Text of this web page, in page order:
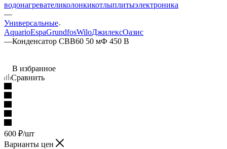
водонагревателиколонкикотлыплитыэлектроника
—
Универсальные
AquarioEspaGrundfosWiloДжилексОазис
—Конденсатор СВВ60 50 мФ 450 В
В избранное
Сравнить
600 ₽/шт
Варианты цен